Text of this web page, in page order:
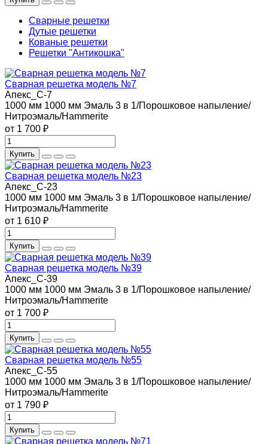
Сварные решетки
Дутые решетки
Кованые решетки
Решетки "Антикошка"
Сварная решетка модель №7
Апекс_С-7
1000 мм 1000 мм Эмаль 3 в 1/Порошковое напыление/
Нитроэмаль/Hammerite
от 1 700 ₽
Купить
Сварная решетка модель №23
Апекс_С-23
1000 мм 1000 мм Эмаль 3 в 1/Порошковое напыление/
Нитроэмаль/Hammerite
от 1 610 ₽
Купить
Сварная решетка модель №39
Апекс_С-39
1000 мм 1000 мм Эмаль 3 в 1/Порошковое напыление/
Нитроэмаль/Hammerite
от 1 700 ₽
Купить
Сварная решетка модель №55
Апекс_С-55
1000 мм 1000 мм Эмаль 3 в 1/Порошковое напыление/
Нитроэмаль/Hammerite
от 1 790 ₽
Купить